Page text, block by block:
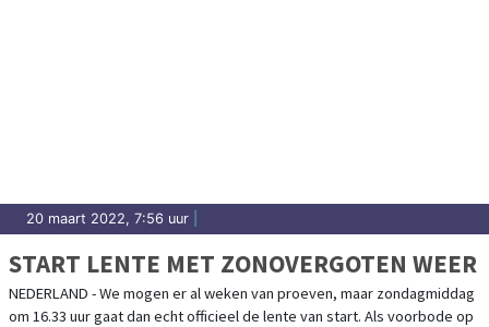
20 maart 2022, 7:56 uur
START LENTE MET ZONOVERGOTEN WEER
NEDERLAND - We mogen er al weken van proeven, maar zondagmiddag
om 16.33 uur gaat dan echt officieel de lente van start. Als voorbode op